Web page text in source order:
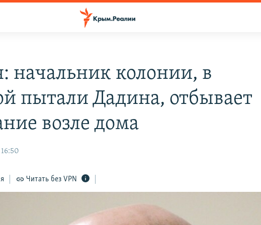
начальник колонии, в
пытали Дадина, отбывает
возле дома
Читать без VPN